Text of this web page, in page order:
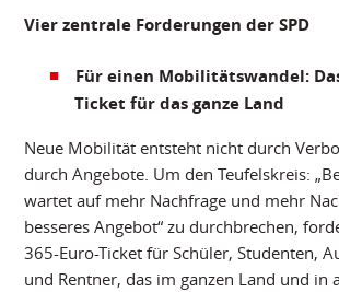
Vier zentrale Forderungen der SPD
Für einen Mobilitätswandel:
Ticket für das ganze Land
Neue Mobilität entsteht nicht durch
durch Angebote. Um den Teufelskreis:
wartet auf mehr Nachfrage und mehr
besseres Angebot“ zu durchbrechen,
365-Euro-Ticket für Schüler, Studenten,
und Rentner, das im ganzen Land und in